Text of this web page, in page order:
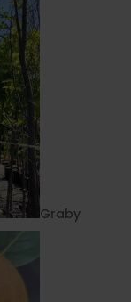
Graby